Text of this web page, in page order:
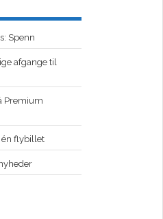
Spenn
afgange til
Premium
én flybillet